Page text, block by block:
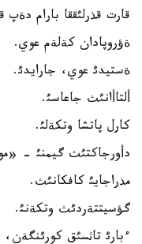
قارت قذرلئققا بارام
ةؤروپادان كةلةم عوي.
ةستيدئ عوي، جارايدئ.
ألتاأانئث جاعاسئ.
كارل پاتشا وتكةلئ.
دأورجاكتئث گيمنئ -
مذراجايئ كافكانئث.
گؤسيتتةردئث وتكةنئ.
ءبارئ تاثسئق